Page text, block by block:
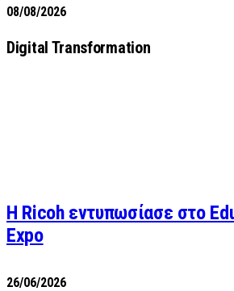
08/08/2026
Digital Transformation
Η Ricoh εντυπωσίασε στο
Expo
26/06/2026